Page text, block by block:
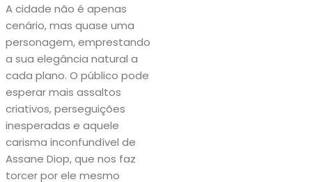
A cidade não é apenas
cenário, mas quase uma
personagem, emprestando
a sua elegância natural a
cada plano. O público pode
esperar mais assaltos
criativos, perseguições
inesperadas e aquele
carisma inconfundível de
Assane Diop, que nos faz
torcer por ele mesmo